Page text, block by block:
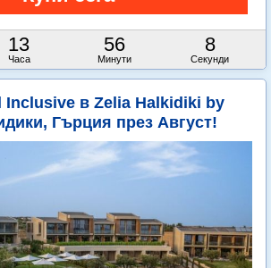
13
Часа
56
Минути
7
Секунди
Inclusive в Zelia Halkidiki by
Гърция през Август!